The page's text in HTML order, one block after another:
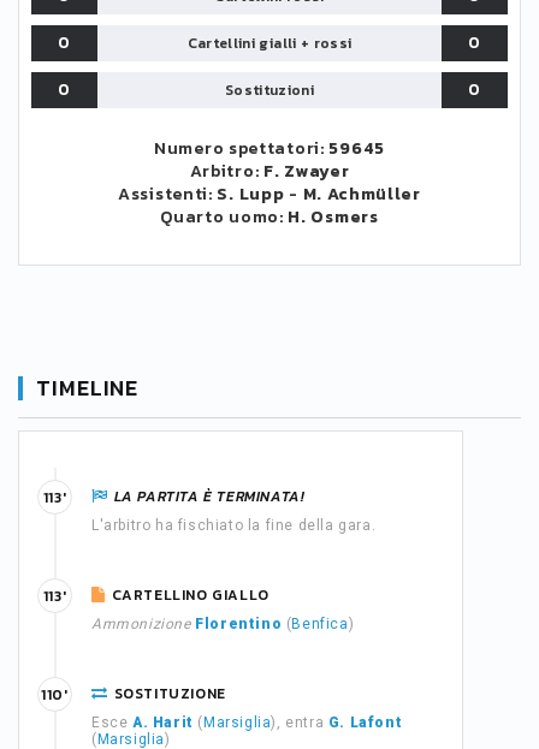
0
Cartellini gialli + rossi
0
0
Sostituzioni 0
Numero spettatori: 59645
Arbitro: F. Zwayer
Assistenti: S. Lupp - M. Achmüller
Quarto uomo: H. Osmers
TIMELINE
LA PARTITA È TERMINATA!
L'arbitro ha fischiato la fine della gara.
113'
CARTELLINO GIALLO
Ammonizione Florentino ( Benfica)
113'
SOSTITUZIONE
Esce A. Harit ( Marsiglia), entra G. Lafont
( Marsiglia)
110'